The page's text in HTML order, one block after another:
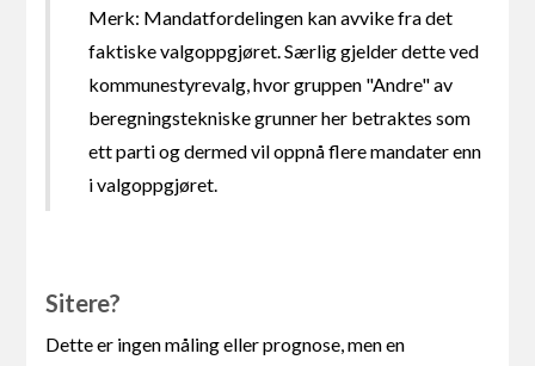
Merk: Mandatfordelingen kan avvike fra det
faktiske valgoppgjøret. Særlig gjelder dette ved
kommunestyrevalg, hvor gruppen "Andre" av
beregningstekniske grunner her betraktes som
ett parti og dermed vil oppnå flere mandater enn
i valgoppgjøret.
Sitere?
Dette er ingen måling eller prognose, men en